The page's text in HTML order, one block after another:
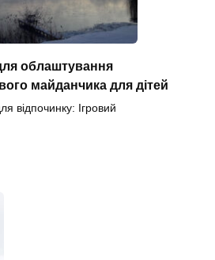
облаштування
майданчика для дітей
відпочинку: Ігровий